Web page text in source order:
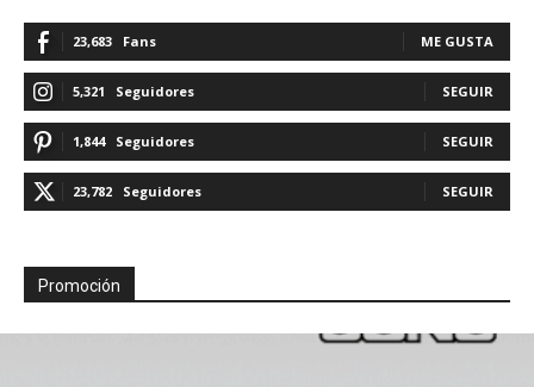
23,683 Fans ME GUSTA
5,321 Seguidores SEGUIR
1,844 Seguidores SEGUIR
23,782 Seguidores SEGUIR
Promoción